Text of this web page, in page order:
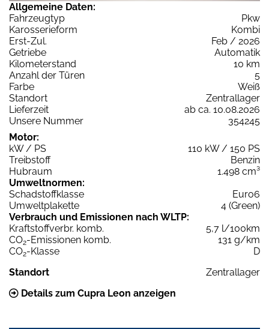
Allgemeine Daten:
Fahrzeugtyp
Pkw
Karosserieform
Kombi
Erst-Zul.
Feb / 2026
Getriebe
Automatik
Kilometerstand
10 km
Anzahl der Türen
5
Farbe
Weiß
Standort
Zentrallager
Lieferzeit
ab ca. 10.08.2026
Unsere Nummer
354245
Motor:
kW / PS
110 kW / 150 PS
Treibstoff
Benzin
Hubraum
1.498 cm³
Umweltnormen:
Schadstoffklasse
Euro6
Umweltplakette
4 (Green)
Verbrauch und Emissionen nach WLTP:
Kraftstoffverbr. komb.
5,7 l/100km
CO2-Emissionen komb.
131 g/km
CO2-Klasse
D
Standort
Zentrallager
Details zum Cupra Leon anzeigen